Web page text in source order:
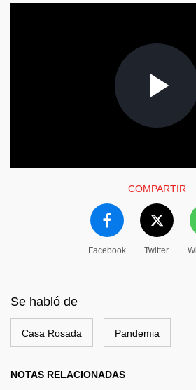
COMPARTIR
Facebook Twitter
Se habló de
Casa Rosada Pandemia
NOTAS RELACIONADAS